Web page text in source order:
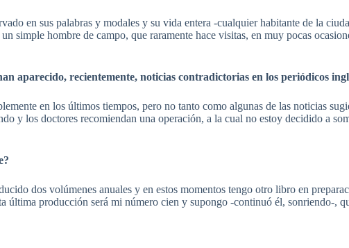
en sus palabras y modales y su vida entera -cualquier habitante de la
simple hombre de campo, que raramente hace visitas, en muy pocas
aparecido, recientemente, noticias contradictorias en los periódicos
en los últimos tiempos, pero no tanto como algunas de las noticias
y los doctores recomiendan una operación, a la cual no estoy decidido a
dos volúmenes anuales y en estos momentos tengo otro libro en
última producción será mi número cien y supongo -continuó él, sonriendo-,